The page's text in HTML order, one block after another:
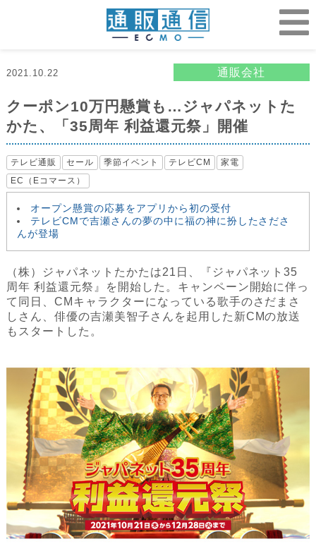
2021.10.22 通販会社
クーポン10万円懸賞も…ジャパネットた
かた、「35周年 利益還元祭」開催
テレビ通販 セール 季節イベント テレビCM
家電
EC（Eコマース）
オープン懸賞の応募をアプリから初の受付
テレビCMで吉瀬さんの夢の中に福の神に扮したさださ
んが登場
（株）ジャパネットたかたは21日、『ジャパネット35
周年 利益還元祭』を開始した。キャンペーン開始に伴っ
て同日、CMキャラクターになっている歌手のさだまさ
しさん、俳優の吉瀬美智子さんを起用した新CMの放送
もスタートした。